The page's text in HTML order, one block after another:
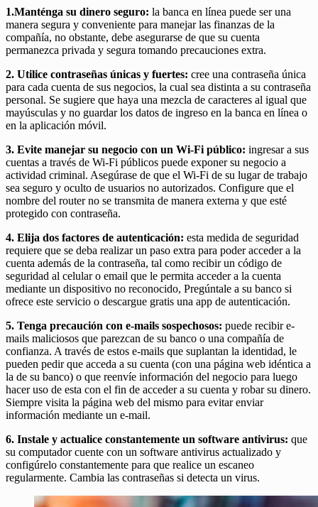
1.Manténga su dinero seguro: la banca en línea puede ser una
manera segura y conveniente para manejar las finanzas de la
compañía, no obstante, debe asegurarse de que su cuenta
permanezca privada y segura tomando precauciones extra.
2. Utilice contraseñas únicas y fuertes: cree una contraseña única
para cada cuenta de sus negocios, la cual sea distinta a su contraseña
personal. Se sugiere que haya una mezcla de caracteres al igual que
mayúsculas y no guardar los datos de ingreso en la banca en línea o
en la aplicación móvil.
3. Evite manejar su negocio con un Wi-Fi público: ingresar a sus
cuentas a través de Wi-Fi públicos puede exponer su negocio a
actividad criminal. Asegúrase de que el Wi-Fi de su lugar de trabajo
sea seguro y oculto de usuarios no autorizados. Configure que el
nombre del router no se transmita de manera externa y que esté
protegido con contraseña.
4. Elija dos factores de autenticación: esta medida de seguridad
requiere que se deba realizar un paso extra para poder acceder a la
cuenta además de la contraseña, tal como recibir un código de
seguridad al celular o email que le permita acceder a la cuenta
mediante un dispositivo no reconocido, Pregúntale a su banco si
ofrece este servicio o descargue gratis una app de autenticación.
5. Tenga precaución con e-mails sospechosos: puede recibir e-
mails maliciosos que parezcan de su banco o una compañía de
confianza. A través de estos e-mails que suplantan la identidad, le
pueden pedir que acceda a su cuenta (con una página web idéntica a
la de su banco) o que reenvíe información del negocio para luego
hacer uso de esta con el fin de acceder a su cuenta y robar su dinero.
Siempre visita la página web del mismo para evitar enviar
información mediante un e-mail.
6. Instale y actualice constantemente un software antivirus: que
su computador cuente con un software antivirus actualizado y
configúrelo constantemente para que realice un escaneo
regularmente. Cambia las contraseñas si detecta un virus.